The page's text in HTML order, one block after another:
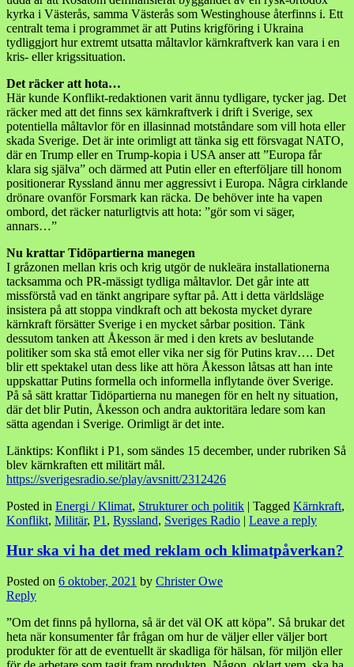
kyrka i Västerås, samma Västerås som Westinghouse återfinns i. Ett
centralt tema i programmet är att Putins krigföring i Ukraina
tydliggjort hur extremt utsatta måltavlor kärnkraftverk kan vara i en
kris- eller krigssituation.
Det räcker att hota…
Här kunde Konflikt-redaktionen varit ännu tydligare, tycker jag. Det
räcker med att det finns sex kärnkraftverk i drift i Sverige, sex
potentiella måltavlor för en illasinnad motståndare som vill hota eller
skada Sverige. Det är inte orimligt att tänka sig ett försvagat NATO,
där en Trump eller en Trump-kopia i USA anser att ”Europa får
klara sig själva” och därmed att Putin eller en efterföljare till honom
positionerar Ryssland ännu mer aggressivt i Europa. Några cirklande
drönare ovanför Forsmark kan räcka. De behöver inte ha vapen
ombord, det räcker naturligtvis att hota: ”gör som vi säger,
annars…”
Nu krattar Tidöpartierna manegen
I gråzonen mellan kris och krig utgör de nukleära installationerna
tacksamma och PR-mässigt tydliga måltavlor. Det går inte att
missförstå vad en tänkt angripare syftar på. Att i detta världsläge
insistera på att stoppa vindkraft och att bekosta mycket dyrare
kärnkraft försätter Sverige i en mycket sårbar position. Tänk
dessutom tanken att Åkesson är med i den krets av beslutande
politiker som ska stå emot eller vika ner sig för Putins krav…. Det
blir ett spektakel utan dess like att höra Åkesson låtsas att han inte
uppskattar Putins formella och informella inflytande över Sverige.
På så sätt krattar Tidöpartierna nu manegen för en helt ny situation,
där det blir Putin, Åkesson och andra auktoritära ledare som kan
sätta agendan i Sverige. Orimligt är det inte.
Länktips: Konflikt i P1, som sändes 15 december, under rubriken Så
blev kärnkraften ett militärt mål.
https://sverigesradio.se/play/avsnitt/2312426
Posted in Energi / Klimat, Strukturer och politik | Tagged Kärnkraft,
Konflikt, Militär, P1 , Ryssland, Sveriges Radio | Leave a reply
Hur ska vi ha det med reklam och klimatpåverkan?
Posted on 6 oktober, 2021 by Christer Owe
Reply
”Om det finns på hyllorna, så är det väl OK att köpa”. Så brukar det
heta när konsumenter får frågan om hur de väljer eller väljer bort
produkter för att de eventuellt är skadliga för hälsan, för miljön eller